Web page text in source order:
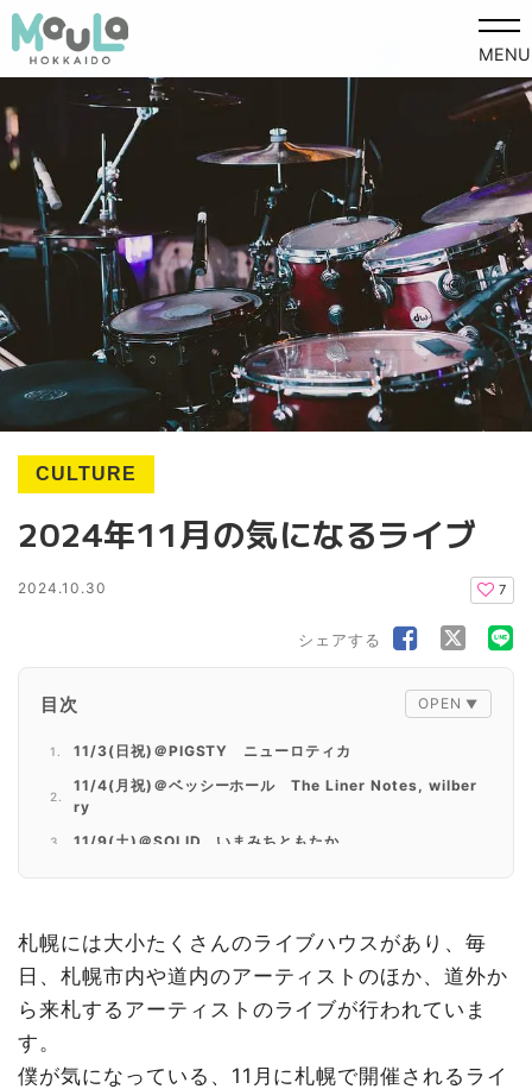
MENU
CULTURE
2024年11月の気になるライブ
2024.10.30 7
シェアする
目次
11/3(日祝)＠PIGSTY ニューロティカ
11/4(月祝)＠ベッシーホール The Liner Notes, wilber
ry
11/9(土)＠SOLID いまみちともたか
WAY SYSTEM
11/16(土)＠ペニーレーン24 9mm Parabellum Bullet
11/28(木)＠ペニーレーン24 SIX LOUNGE
札幌には大小たくさんのライブハウスがあり、毎
日、札幌市内や道内のアーティストのほか、道外か
ら来札するアーティストのライブが行われていま
す。
僕が気になっている、11月に札幌で開催されるライ